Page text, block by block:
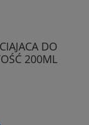
DO
200ML